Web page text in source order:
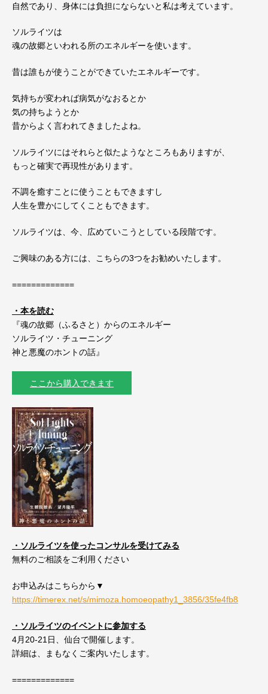
自然であり、身体には負担にならないと私は考えています。
ソルライツは
魂の故郷といわれる所のエネルギーを使います。
昔は誰もが使うことができていたエネルギーです。
気持ちが変われば病気がなおるとか
気の持ちようとか
昔からよく言われてきましたよね。
ソルライツにはそれらと似たようなところもありますが、
もっと確実で再現性があります。
不調を癒すことに使うこともできますし
人生を豊かにしてくこともできます。
ソルライツは、今、広めていこうとしている段階です。
ご興味のある方には、こちらの3つをお勧めいたします。
=============
・本を読む
『魂の故郷（ふるさと）からのエネルギー
ソルライツ・チューニング
神と悪魔のホントの話』
ここから購入できます
・ソルライツを使ったコンサルを受けてみる
無料のご相談をご利用ください
お申込みはこちらから▼
https://timerex.net/s/mimoza.homoeopathy1_3856/35fe4fb8
・ソルライツのイベントに参加する
4月20-21日、仙台で開催します。
詳細は、まもなくご案内いたします。
=============